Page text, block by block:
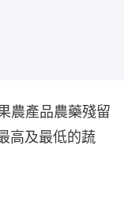
農產品農藥殘留
高及最低的蔬